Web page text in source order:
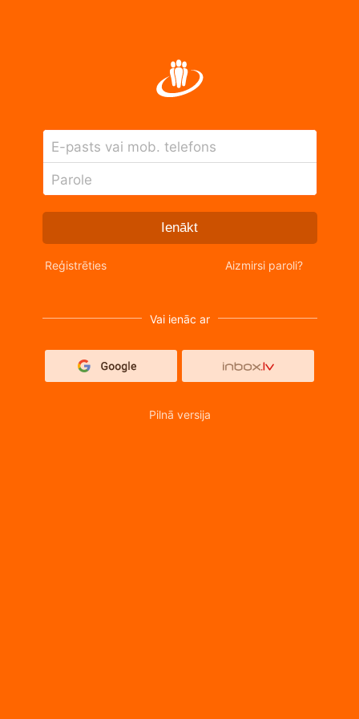
E-pasts vai mob. telefons
Parole
Ienākt
Reģistrēties Aizmirsi paroli?
Vai ienāc ar
Pilnā versija